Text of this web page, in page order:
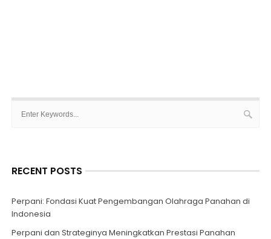
RECENT POSTS
Perpani: Fondasi Kuat Pengembangan Olahraga Panahan di
Indonesia
Perpani dan Strateginya Meningkatkan Prestasi Panahan